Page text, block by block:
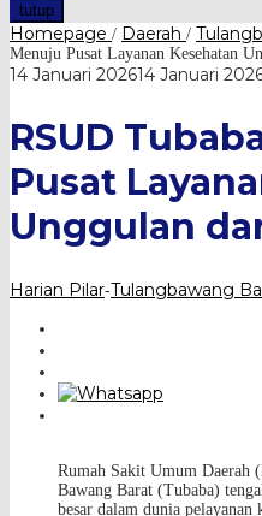
tutup
Homepage / Daerah /
Menuju Pusat Layanan Kesehatan
14 Januari 202614 Januari
RSUD
Pusat
Unggulan
Harian Pilar-Tulangbawang
Rumah Sakit Umum Daerah
Bawang Barat (Tubaba)
besar dalam dunia pelayanan